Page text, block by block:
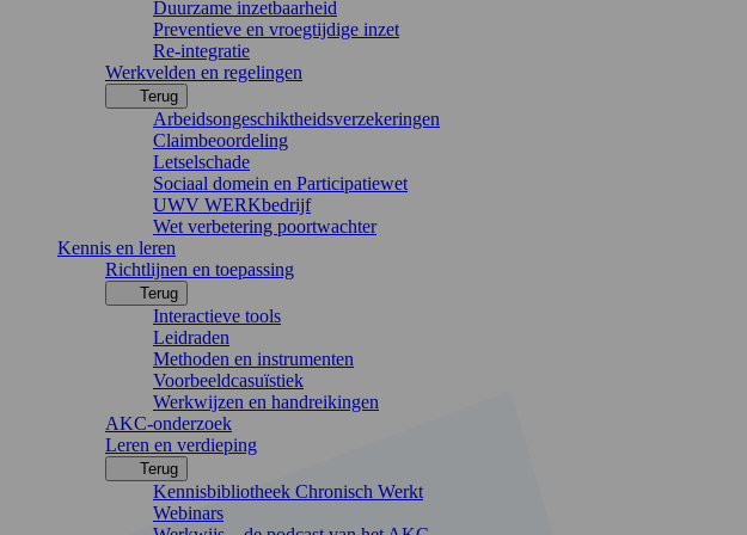
Duurzame inzetbaarheid
Preventieve en vroegtijdige inzet
Re-integratie
Werkvelden en regelingen
Terug
Arbeidsongeschiktheidsverzekeringen
Claimbeoordeling
Letselschade
Sociaal domein en Participatiewet
UWV WERKbedrijf
Wet verbetering poortwachter
Kennis en leren
Richtlijnen en toepassing
Terug
Interactieve tools
Leidraden
Methoden en instrumenten
Voorbeeldcasuïstiek
Werkwijzen en handreikingen
AKC-onderzoek
Leren en verdieping
Terug
Kennisbibliotheek Chronisch Werkt
Webinars